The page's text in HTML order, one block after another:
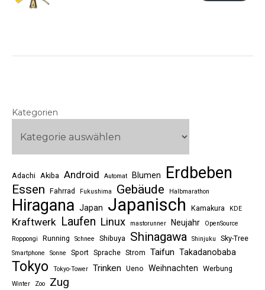
Kategorien
Adachi Akiba Android Automat Blumen Erdbeben
Essen Fahrrad Fukushima Gebäude Halbmarathon
Hiragana Japan Japanisch Kamakura KDE
Kraftwerk Laufen Linux mastorunner Neujahr
OpenSource
Roppongi
Running Schnee Shibuya Shinagawa Shinjuku Sky-Tree
Smartphone Sonne Sport Sprache Strom Taifun Takadanobaba
Tokyo Tokyo-Tower Trinken Ueno Weihnachten Werbung
Winter Zoo Zug